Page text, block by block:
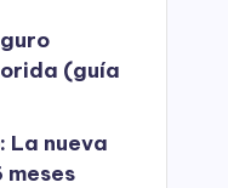
(guía
La nueva